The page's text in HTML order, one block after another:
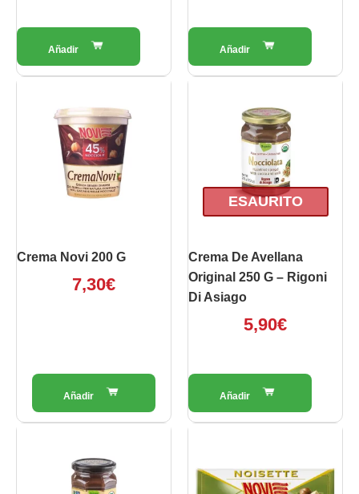
Crema Novi 200 G
7,30€
ESAURITO
Crema De Avellana
Original 250 G – Rigoni
Di Asiago
5,90€